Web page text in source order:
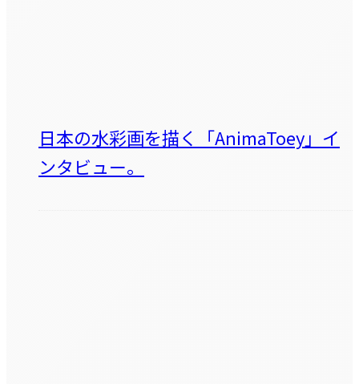
日本の水彩画を描く「AnimaToey」イ
ンタビュー。